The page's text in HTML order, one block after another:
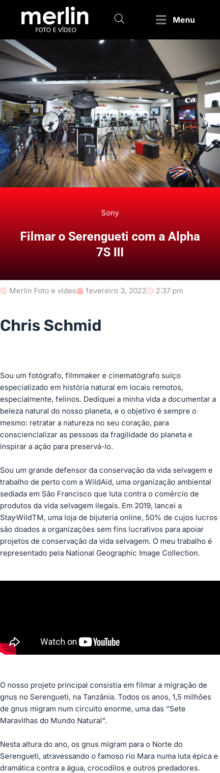
Menu
Sony
Filmar o Serengueti com a Alpha
7S III
Merlin Foto e vídeo fevereiro 3, 2022 2:37 pm
Chris Schmid
Sou um fotógrafo, filmmaker e cinematógrafo suíço
especializado em história natural em locais remotos,
especialmente, felinos. Dediquei a minha vida a documentar a
beleza natural do nosso planeta, e o objetivo é sempre o
mesmo: retratar a natureza no seu coração, para
consciencializar as pessoas da fragilidade do planeta e
inspirar a ação para preservá-lo.
Sou um grande defensor da conservação da vida selvagem e
trabalho de perto com a WildAid, uma organização ambiental
sediada em São Francisco que luta contra o comércio de
produtos da vida selvagem ilegais. Em 2019, lancei a
Stay·WildTM, uma loja de bijuteria online, 50% de cujos lucros
são doados a organizações sem fins lucrativos para apoiar
projetos de conservação da vida selvagem. O meu trabalho é
representado pela National Geographic Image Collection.
O nosso projeto principal consistia em filmar a migração de
gnus no Serengueti, na Tanzânia. Todos os anos, 1,5 milhões
de gnus migram num circuito enorme, uma das “Sete
Maravilhas do Mundo Natural”.
Nesta altura do ano, os gnus migram para o Norte do
Serengueti, atravessando o famoso rio Mara numa luta épica e
dramática contra a água, crocodilos e outros predadores.